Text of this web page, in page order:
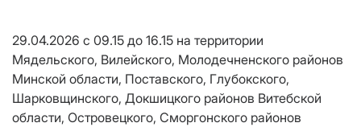
29.04.2026 c 09.15 до 16.15 на территории
Мядельского, Вилейского, Молодечненского районов
Минской области, Поставского, Глубокского,
Шарковщинского, Докшицкого районов Витебской
области, Островецкого, Сморгонского районов